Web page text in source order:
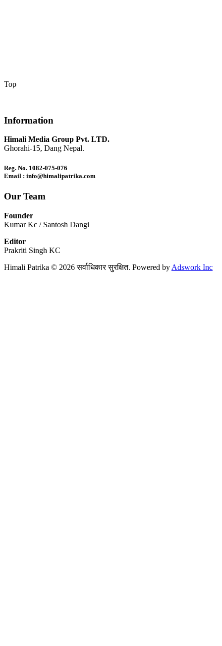
Top
Information
Himali Media Group Pvt. LTD.
Ghorahi-15, Dang Nepal.
Reg. No. 1082-075-076
Email : info@himalipatrika.com
Our Team
Founder
Kumar Kc / Santosh Dangi
Editor
Prakriti Singh KC
Himali Patrika © 2026 सर्वाधिकार सुरक्षित. Powered by Adswork Inc